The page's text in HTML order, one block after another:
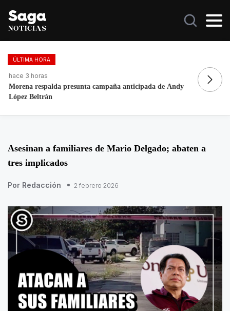
ÚLTIMA HORA
hace 3 horas
Morena respalda presunta campaña anticipada de Andy
López Beltrán
Asesinan a familiares de Mario Delgado; abaten a
tres implicados
Por Redacción 2 febrero 2026